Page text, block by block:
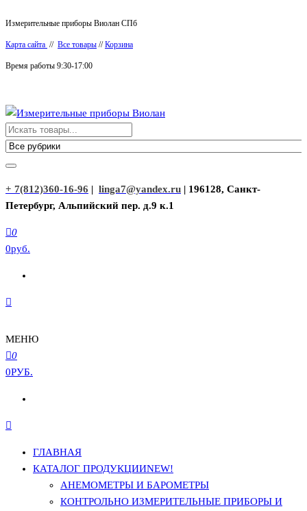
к
содержимому
Измерительные приборы Виолан СПб
Карта сайта // Все товары //Корзина
Время работы 9:30-17:00
Измерительные приборы Виолан
+ 7(812)360-16-96 | linga7@yandex.ru | 196128, Санкт-
Петербург, Альпийский пер. д.9 к.1
0
0руб.
МЕНЮ
0
0РУБ.
ГЛАВНАЯ
КАТАЛОГ ПРОДУКЦИИNEW!
АНЕМОМЕТРЫ И БАРОМЕТРЫ
КОНТРОЛЬНО ИЗМЕРИТЕЛЬНЫЕ ПРИБОРЫ И